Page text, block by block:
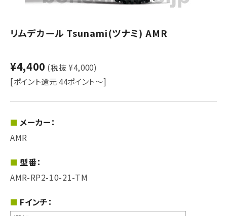
リムデカール Tsunami(ツナミ) AMR
¥4,400 (税抜 ¥4,000)
[ポイント還元 44ポイント～]
メーカー：
AMR
型番：
AMR-RP2-10-21-TM
Fインチ：